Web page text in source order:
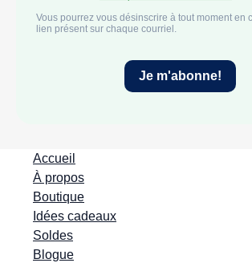
Accueil
À propos
Boutique
Idées cadeaux
Soldes
Blogue